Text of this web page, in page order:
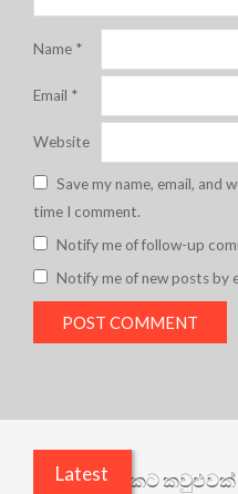
Name *
Email *
Website
Save my name, email, and
time I comment.
Notify me of follow-up
Notify me of new posts by
Latest
යථාර්ථයකට කවුළුවක්